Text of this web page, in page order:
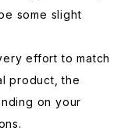
some slight
effort to match
product, the
on your